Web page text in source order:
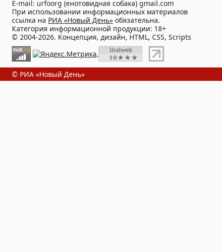
E-mail: urfoorg (енотовидная собака) gmail.com
При использовании информационных материалов
ссылка на РИА «Новый День» обязательна.
Категория информационной продукции: 18+
© 2004-2026. Концепция, дизайн, HTML, CSS, Scripts
© РИА «Новый День»